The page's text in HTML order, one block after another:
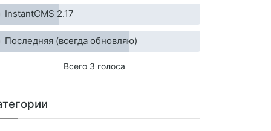
InstantCMS 2.17
Последняя (всегда обновляю)
Всего 3 голоса